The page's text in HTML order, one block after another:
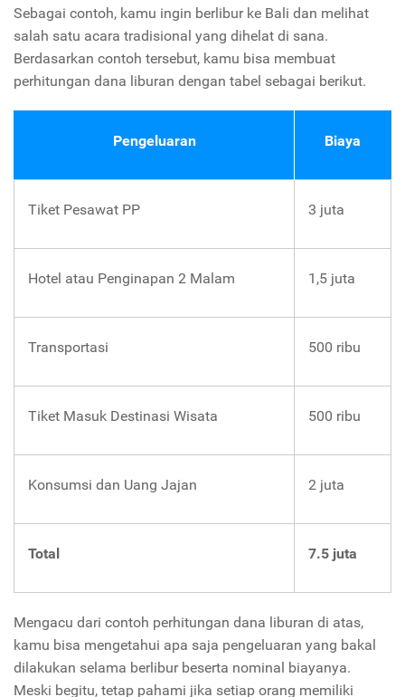
Sebagai contoh, kamu ingin berlibur ke Bali dan melihat
salah satu acara tradisional yang dihelat di sana.
Berdasarkan contoh tersebut, kamu bisa membuat
perhitungan dana liburan dengan tabel sebagai berikut.
Pengeluaran Biaya
Tiket Pesawat PP 3 juta
Hotel atau Penginapan 2 Malam 1,5 juta
Transportasi 500 ribu
Tiket Masuk Destinasi Wisata 500 ribu
Konsumsi dan Uang Jajan 2 juta
Total 7.5 juta
Mengacu dari contoh perhitungan dana liburan di atas,
kamu bisa mengetahui apa saja pengeluaran yang bakal
dilakukan selama berlibur beserta nominal biayanya.
Meski begitu, tetap pahami jika setiap orang memiliki